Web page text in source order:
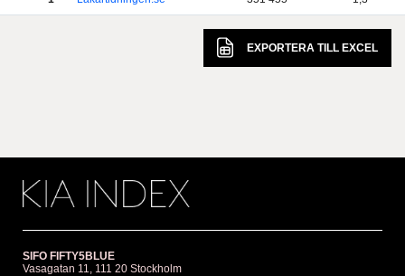
EXPORTERA TILL EXCEL
SIFO FIFTY5BLUE
Vasagatan 11, 111 20 Stockholm